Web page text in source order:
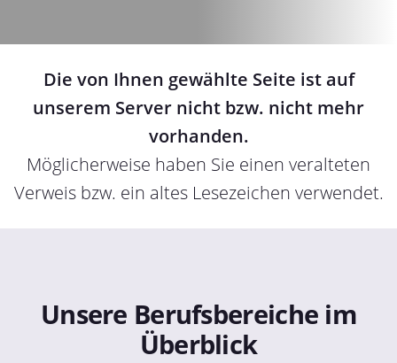
Die von Ihnen gewählte Seite ist auf
unserem Server nicht bzw. nicht mehr
vorhanden.
Möglicherweise haben Sie einen veralteten
Verweis bzw. ein altes Lesezeichen verwendet.
Unsere Berufsbereiche im
Überblick